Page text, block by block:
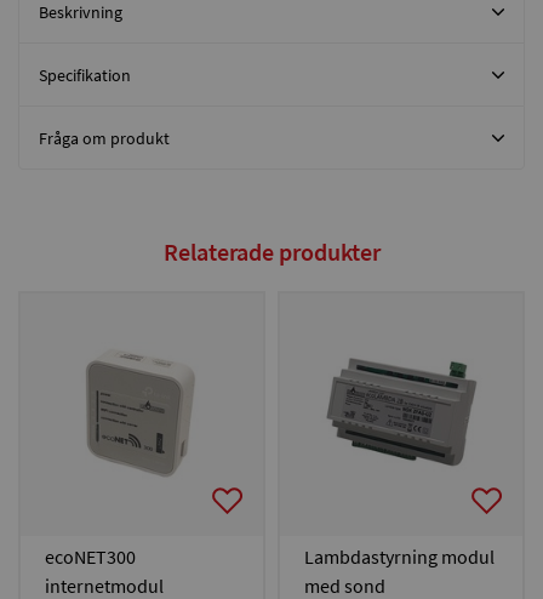
Beskrivning
Specifikation
Fråga om produkt
Relaterade produkter
ecoNET300
internetmodul
Lambdastyrning modul
med sond